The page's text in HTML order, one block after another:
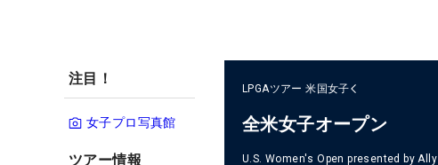
注目！
女子プロ写真館
ツアー情報
LPGAツアー 米国女子
全米女子オープン
U.S. Women's Open presented by Ally